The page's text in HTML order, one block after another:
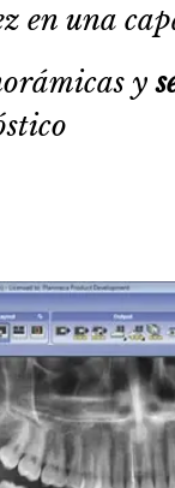
en una
y